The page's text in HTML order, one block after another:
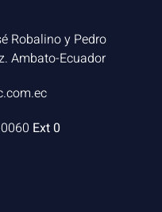
Robalino y Pedro
Ambato-Ecuador
Ext 0